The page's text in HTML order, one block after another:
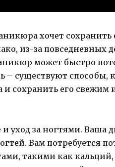
хочет сохранить
из-за повседневных
может быстро
– существуют способы,
сохранить его свежим
уход за ногтями. Ваша
Вам потребуется
такими как кальций,